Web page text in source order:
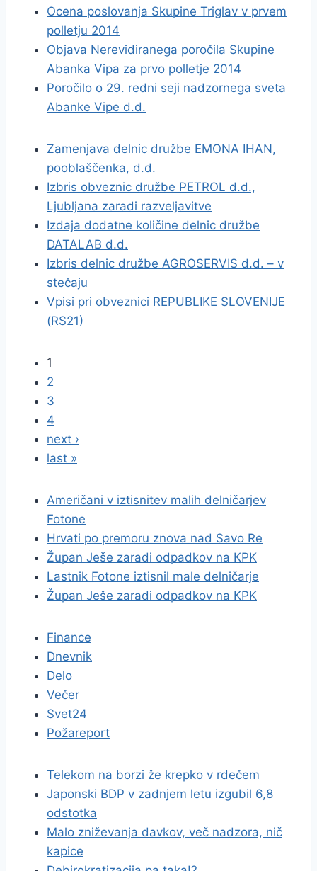
Ocena poslovanja Skupine Triglav v prvem
polletju 2014
Objava Nerevidiranega poročila Skupine
Abanka Vipa za prvo polletje 2014
Poročilo o 29. redni seji nadzornega sveta
Abanke Vipe d.d.
Zamenjava delnic družbe EMONA IHAN,
pooblaščenka, d.d.
Izbris obveznic družbe PETROL d.d.,
Ljubljana zaradi razveljavitve
Izdaja dodatne količine delnic družbe
DATALAB d.d.
Izbris delnic družbe AGROSERVIS d.d. – v
stečaju
Vpisi pri obveznici REPUBLIKE SLOVENIJE
(RS21)
1
2
3
4
next ›
last »
Američani v iztisnitev malih delničarjev
Fotone
Hrvati po premoru znova nad Savo Re
Župan Ješe zaradi odpadkov na KPK
Lastnik Fotone iztisnil male delničarje
Župan Ješe zaradi odpadkov na KPK
Finance
Dnevnik
Delo
Večer
Svet24
Požareport
Telekom na borzi že krepko v rdečem
Japonski BDP v zadnjem letu izgubil 6,8
odstotka
Malo zniževanja davkov, več nadzora, nič
kapice